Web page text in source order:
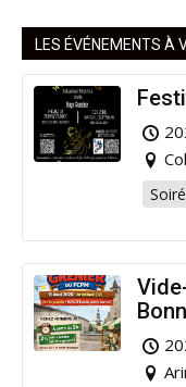
LES ÉVÉNEMENTS À